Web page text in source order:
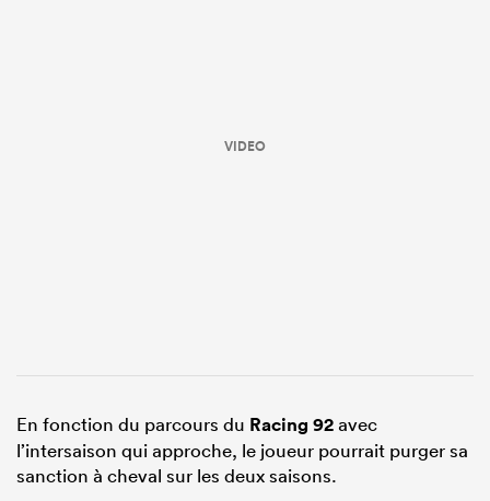
VIDEO
En fonction du parcours du Racing 92avec
l’intersaison qui approche, le joueur pourrait purger sa
sanction à cheval sur les deux saisons.